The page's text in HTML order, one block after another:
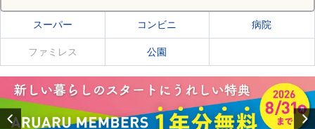
スーパー コンビニ 病院
ファミレス 公園
Previous